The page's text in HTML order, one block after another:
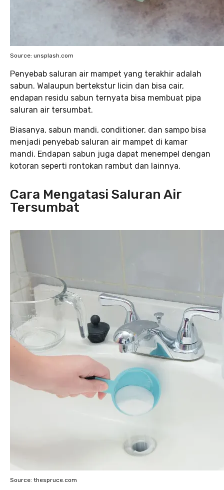
Source: unsplash.com
Penyebab saluran air mampet yang terakhir adalah
sabun. Walaupun bertekstur licin dan bisa cair,
endapan residu sabun ternyata bisa membuat pipa
saluran air tersumbat.
Biasanya, sabun mandi, conditioner, dan sampo bisa
menjadi penyebab saluran air mampet di kamar
mandi. Endapan sabun juga dapat menempel dengan
kotoran seperti rontokan rambut dan lainnya.
Cara Mengatasi Saluran Air
Tersumbat
Source: thespruce.com